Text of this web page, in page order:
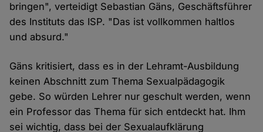
bringen", verteidigt Sebastian Gäns, Geschäftsführer
des Instituts das ISP. "Das ist vollkommen haltlos
und absurd."
Gäns kritisiert, dass es in der Lehramt-Ausbildung
keinen Abschnitt zum Thema Sexualpädagogik
gebe. So würden Lehrer nur geschult werden, wenn
ein Professor das Thema für sich entdeckt hat. Ihm
sei wichtig, dass bei der Sexualaufklärung